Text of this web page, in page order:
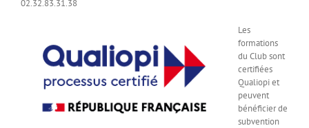
02.32.83.31.38
Les
formations
du Club sont
certifiées
Qualiopi et
peuvent
bénéficier de
subvention